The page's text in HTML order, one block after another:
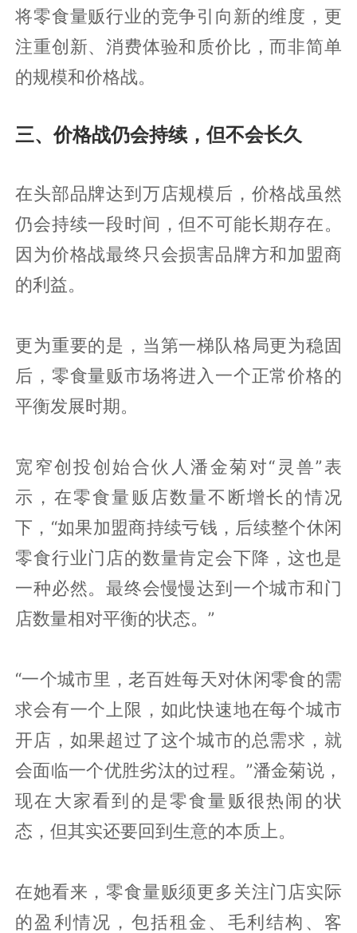
将零食量贩行业的竞争引向新的维度，更
注重创新、消费体验和质价比，而非简单
的规模和价格战。
三、价格战仍会持续，但不会长久
在头部品牌达到万店规模后，价格战虽然
仍会持续一段时间，但不可能长期存在。
因为价格战最终只会损害品牌方和加盟商
的利益。
更为重要的是，当第一梯队格局更为稳固
后，零食量贩市场将进入一个正常价格的
平衡发展时期。
宽窄创投创始合伙人潘金菊对“灵兽”表
示，在零食量贩店数量不断增长的情况
下，“如果加盟商持续亏钱，后续整个休闲
零食行业门店的数量肯定会下降，这也是
一种必然。最终会慢慢达到一个城市和门
店数量相对平衡的状态。”
“一个城市里，老百姓每天对休闲零食的需
求会有一个上限，如此快速地在每个城市
开店，如果超过了这个城市的总需求，就
会面临一个优胜劣汰的过程。”潘金菊说，
现在大家看到的是零食量贩很热闹的状
态，但其实还要回到生意的本质上。
在她看来，零食量贩须更多关注门店实际
的盈利情况，包括租金、毛利结构、客